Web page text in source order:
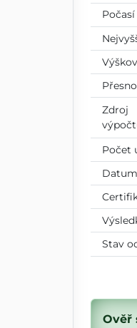
Zdroj
Počet
Stav
Ověř